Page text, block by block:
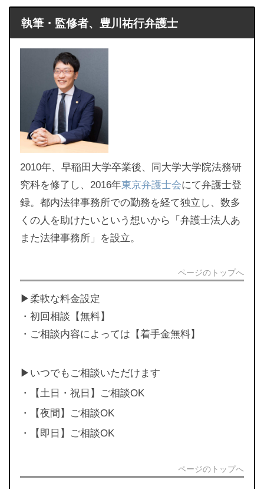
執筆・監修者、豊川祐行弁護士
2010年、早稲田大学卒業後、同大学大学院法務研
究科を修了し、2016年東京弁護士会にて弁護士登
録。都内法律事務所での勤務を経て独立し、数多
くの人を助けたいという想いから「弁護士法人あ
また法律事務所」を設立。
ページのトップへ
▶︎柔軟な料金設定
・初回相談【無料】
・ご相談内容によっては【着手金無料】
▶︎いつでもご相談いただけます
・【土日・祝日】ご相談OK
・【夜間】ご相談OK
・【即日】ご相談OK
ページのトップへ